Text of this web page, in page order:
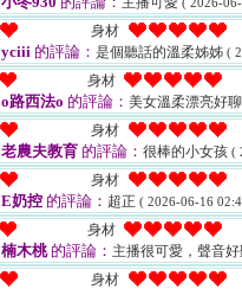
身材
yciii 的評論： 是個聽話的溫柔姊姊 (
身材
o路西法o 的評論： 美女溫柔漂亮好
身材
老農夫教育 的評論： 很棒的小女孩 (
身材
E奶控 的評論： 超正 ( 2026-06-16
身材
楠木桃的評論： 主播很可愛，聲音
身材